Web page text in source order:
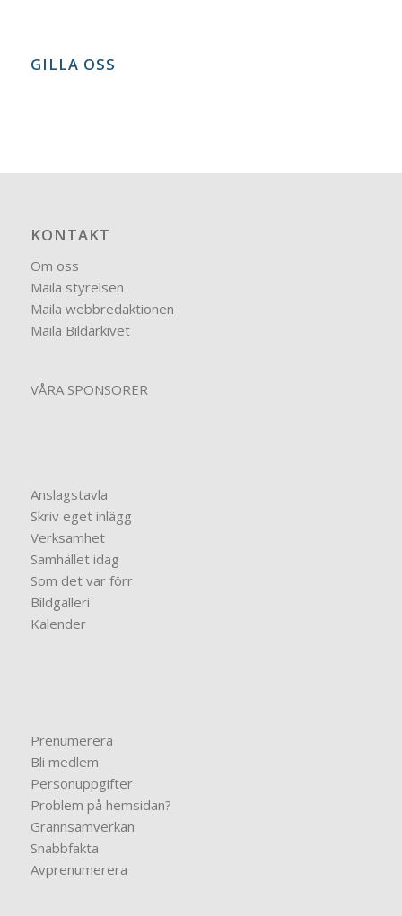
GILLA OSS
KONTAKT
Om oss
Maila styrelsen
Maila webbredaktionen
Maila Bildarkivet
VÅRA SPONSORER
Anslagstavla
Skriv eget inlägg
Verksamhet
Samhället idag
Som det var förr
Bildgalleri
Kalender
Prenumerera
Bli medlem
Personuppgifter
Problem på hemsidan?
Grannsamverkan
Snabbfakta
Avprenumerera